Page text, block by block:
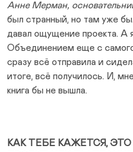
Анне Мерман,
был странный, но там уже
давал ощущение проекта. А
Объединением еще с
сразу всё отправила и
итоге, всё получилось. И,
книга бы не вышла.
КАК ТЕБЕ КАЖЕТСЯ,